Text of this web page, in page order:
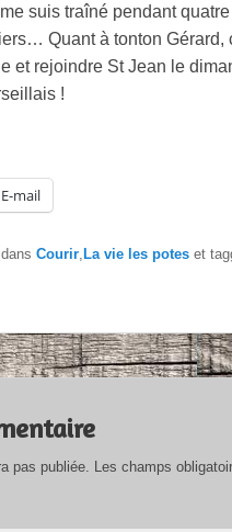
suis traîné pendant
Quant à tonton Gérard,
et rejoindre St Jean le
!
E-mail
Courir La vie les potes et
pas publiée. Les champs